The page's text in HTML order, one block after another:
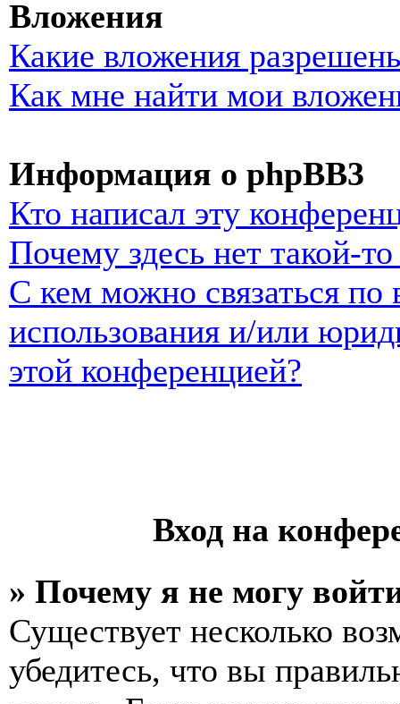
Вложения
Какие вложения
Как мне найти мои
Информация о phpBB3
Кто написал эту
Почему здесь нет такой-
С кем можно связаться по
использования и/или
этой конференцией?
Вход на
» Почему я не могу
Существует несколько
убедитесь, что вы